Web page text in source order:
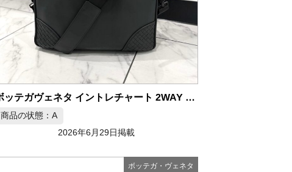
ボッテガヴェネタ イントレチャート 2WAY ビジネスバッグ
商品の状態：A
2026年6月29日掲載
ボッテガ・ヴェネタ